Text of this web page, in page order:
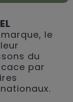
le
du
par